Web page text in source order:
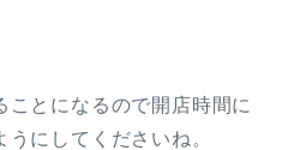
とになるので開店時間に
にしてくださいね。